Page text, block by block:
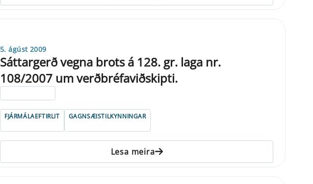
5. ágúst 2009
Sáttargerð vegna brots á 128. gr. laga nr.
108/2007 um verðbréfaviðskipti.
FJÁRMÁLAEFTIRLIT GAGNSÆISTILKYNNINGAR
Lesa meira